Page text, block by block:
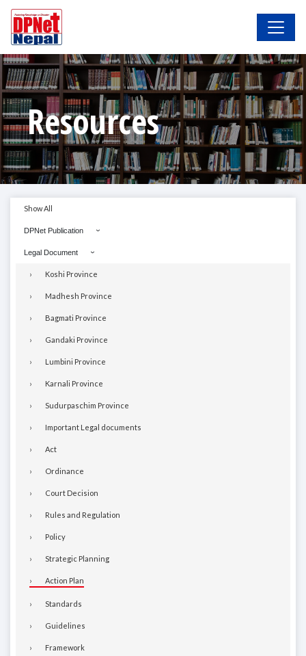
Resources
Show All
DPNet Publication
Legal Document
Koshi Province
Madhesh Province
Bagmati Province
Gandaki Province
Lumbini Province
Karnali Province
Sudurpaschim Province
Important Legal documents
Act
Ordinance
Court Decision
Rules and Regulation
Policy
Strategic Planning
Action Plan
Standards
Guidelines
Framework